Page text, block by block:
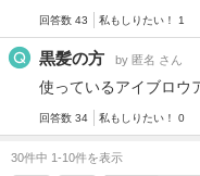
回答数 43 私もしりたい！ 1
黒髪の方 by 匿名 さん
使っているアイブロウ
回答数 34 私もしりたい！ 0
30件中 1-10件を表示